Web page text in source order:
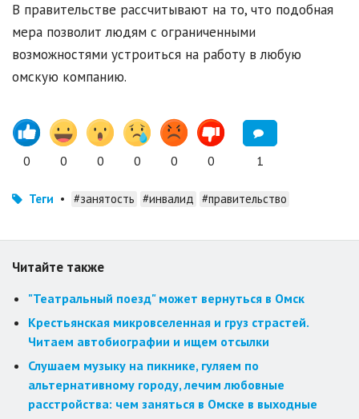
В правительстве рассчитывают на то, что подобная
мера позволит людям с ограниченными
возможностями устроиться на работу в любую
омскую компанию.
0 0 0 0 0 0 1
Теги • #занятость #инвалид #правительство
Читайте также
"Театральный поезд" может вернуться в Омск
Крестьянская микровселенная и груз страстей.
Читаем автобиографии и ищем отсылки
Слушаем музыку на пикнике, гуляем по
альтернативному городу, лечим любовные
расстройства: чем заняться в Омске в выходные